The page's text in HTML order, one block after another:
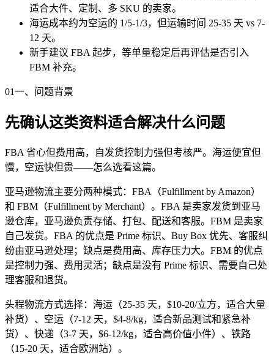
适合大件、定制、多 SKU 的卖家。
海运成本约为空运的 1/5-1/3，但运输时间 25-35 天 vs 7-
12 天。
新手建议 FBA 起步，等单量稳定后再评估是否引入
FBM 补充。
01一、问题背景
先确认这类资料适合解决什么问题
FBA 省心但费用高，自发货控制力强但考核严。海运便宜但
慢，空运快但贵——怎么选看这篇。
亚马逊物流主要分两种模式：FBA（Fulfillment by Amazon）
和 FBM（Fulfillment by Merchant）。FBA 是卖家发货到亚马
逊仓库，亚马逊负责存储、打包、配送和客服。FBM 是卖家
自己发货。FBA 的优点是 Prime 标识、Buy Box 优先、客服纠
纷由亚马逊处理；缺点是费用高、库存压力大。FBM 的优点
是控制力强、费用灵活；缺点是没有 Prime 标识、需要自己处
理客服和退货。
头程物流方式选择：海运（25-35 天，$10-20/立方，适合大量
补货）、空运（7-12 天，$4-8/kg，适合新品测试和紧急补
货）、快递（3-7 天，$6-12/kg，适合高价值小件）、铁路
（15-20 天，适合欧洲站）。